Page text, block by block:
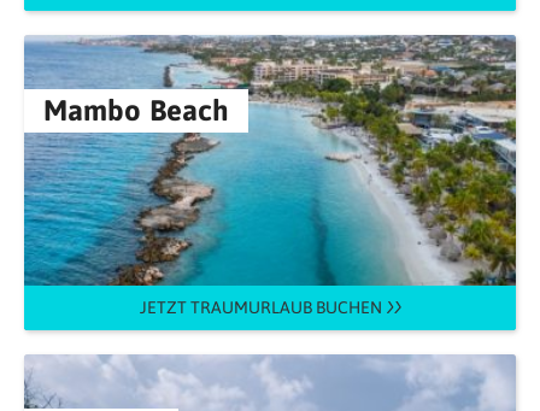
Mambo Beach
JETZT TRAUMURLAUB BUCHEN